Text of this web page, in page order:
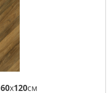
60x120см